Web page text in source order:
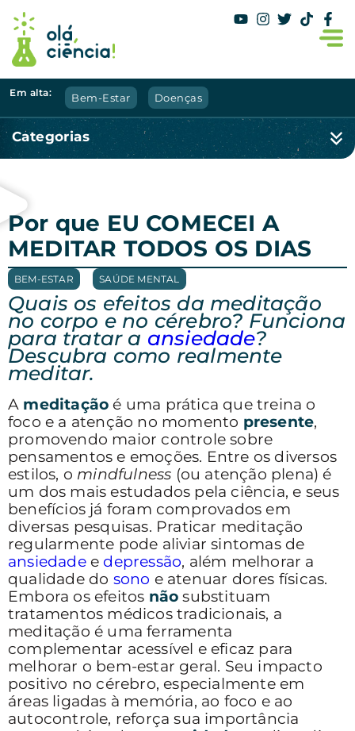
Em alta: Bem-Estar Doenças
Categorias
Por que EU COMECEI A
MEDITAR TODOS OS DIAS
BEM-ESTAR SAÚDE MENTAL
Quais os efeitos da meditação
no corpo e no cérebro? Funciona
para tratar a ansiedade?
Descubra como realmente
meditar.
A meditação é uma prática que treina o
foco e a atenção no momento presente,
promovendo maior controle sobre
pensamentos e emoções. Entre os diversos
estilos, o mindfulness (ou atenção plena) é
um dos mais estudados pela ciência, e seus
benefícios já foram comprovados em
diversas pesquisas. Praticar meditação
regularmente pode aliviar sintomas de
ansiedade e depressão, além melhorar a
qualidade do sono e atenuar dores físicas.
Embora os efeitos nãosubstituam
tratamentos médicos tradicionais, a
meditação é uma ferramenta
complementar acessível e eficaz para
melhorar o bem-estar geral. Seu impacto
positivo no cérebro, especialmente em
áreas ligadas à memória, ao foco e ao
autocontrole, reforça sua importância